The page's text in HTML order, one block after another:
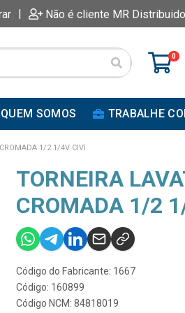
| Não é cliente MR
0
QUEM SOMOS TRABALHE
1/2 1/4V CIVI
TORNEIRA
CROMADA 1/2
Código do Fabricante: 1667
Código: 160899
Código NCM: 84818019